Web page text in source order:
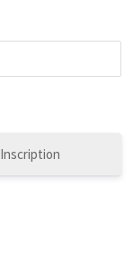
Inscription